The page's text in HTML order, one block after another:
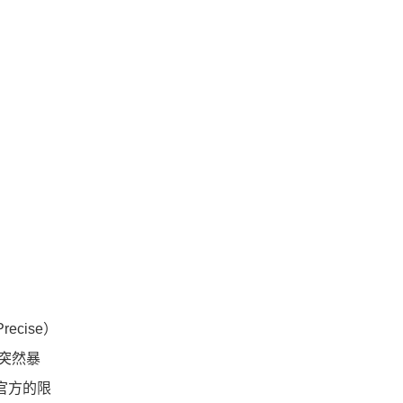
）
然暴
方的限